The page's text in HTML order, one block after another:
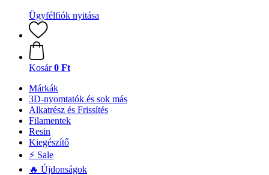
Ügyfélfiók nyitása
Kosár 0 Ft
Márkák
3D-nyomtatók és sok más
Alkatrész és Frissítés
Filamentek
Resin
Kiegészítő
⚡ Sale
🔥 Újdonságok